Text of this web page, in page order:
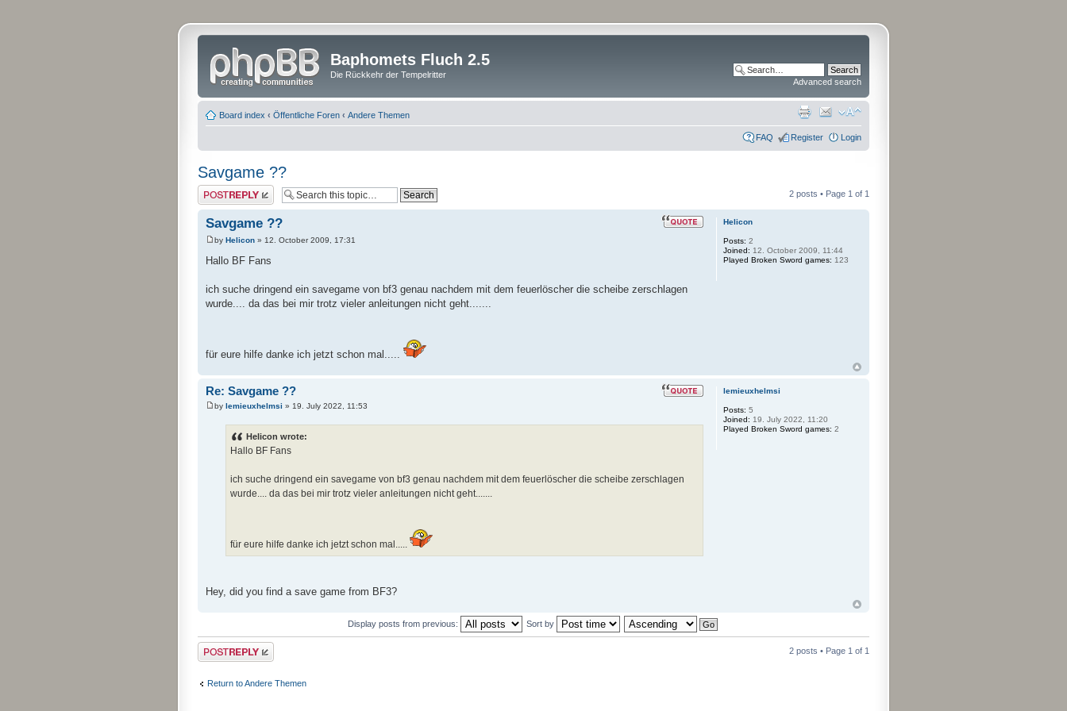
Baphomets Fluch 2.5
Die Rückkehr der Tempelritter
Advanced search
Board index ‹ Öffentliche Foren ‹ Andere Themen
FAQ Register Login
Savgame ??
Post a reply 2 posts • Page 1 of 1
Savgame ??
by Helicon » 12. October 2009, 17:31
Hallo BF Fans
ich suche dringend ein savegame von bf3 genau nachdem mit dem feuerlöscher die scheibe zerschlagen
wurde.... da das bei mir trotz vieler anleitungen nicht geht.......
für eure hilfe danke ich jetzt schon mal.....
Helicon
Posts: 2
Joined: 12. October 2009, 11:44
Played Broken Sword games: 123
Re: Savgame ??
by lemieuxhelmsi » 19. July 2022, 11:53
Helicon wrote:
Hallo BF Fans
ich suche dringend ein savegame von bf3 genau nachdem mit dem feuerlöscher die scheibe zerschlagen
wurde.... da das bei mir trotz vieler anleitungen nicht geht.......
für eure hilfe danke ich jetzt schon mal.....
Hey, did you find a save game from BF3?
lemieuxhelmsi
Posts: 5
Joined: 19. July 2022, 11:20
Played Broken Sword games: 2
Display posts from previous: Sort by
Post a reply 2 posts • Page 1 of 1
Return to Andere Themen